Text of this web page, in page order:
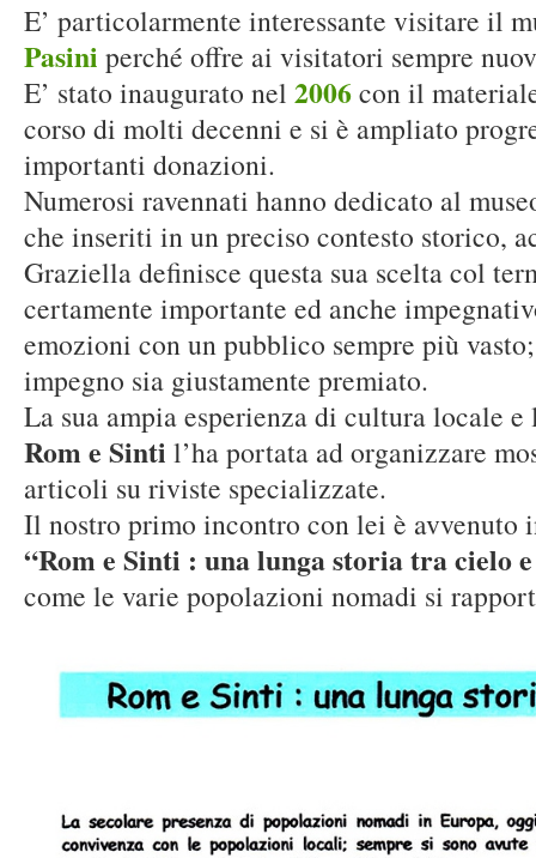
E’ particolarmente interessante visitare il
Pasini perché offre ai visitatori sempre
E’ stato inaugurato nel 2006con il
corso di molti decenni e si è ampliato
importanti donazioni.
Numerosi ravennati hanno dedicato al
che inseriti in un preciso contesto storico,
Graziella definisce questa sua scelta col
certamente importante ed anche
emozioni con un pubblico sempre più
impegno sia giustamente premiato.
La sua ampia esperienza di cultura locale
Rom e Sinti l’ha portata ad organizzare
articoli su riviste specializzate.
Il nostro primo incontro con lei è avvenuto
“Rom e Sinti : una lunga storia tra cielo
come le varie popolazioni nomadi si